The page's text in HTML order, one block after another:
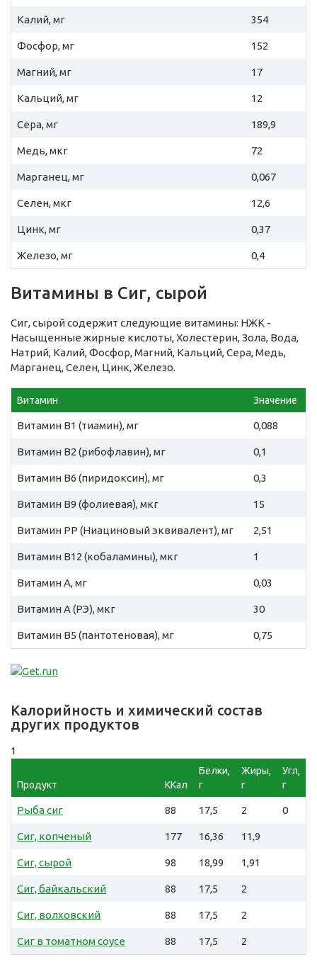
Калий, мг 354
Фосфор, мг 152
Магний, мг 17
Кальций, мг 12
Сера, мг 189,9
Медь, мкг 72
Марганец, мг 0,067
Селен, мкг 12,6
Цинк, мг 0,37
Железо, мг 0,4
Витамины в Сиг, сырой
Сиг, сырой содержит следующие витамины: НЖК -
Насыщенные жирные кислоты, Холестерин, Зола, Вода,
Натрий, Калий, Фосфор, Магний, Кальций, Сера, Медь,
Марганец, Селен, Цинк, Железо.
Витамин Значение
Витамин B1 (тиамин), мг 0,088
Витамин B2 (рибофлавин), мг 0,1
Витамин B6 (пиридоксин), мг 0,3
Витамин B9 (фолиевая), мкг 15
Витамин PP (Ниациновый эквивалент), мг 2,51
Витамин B12 (кобаламины), мкг 1
Витамин A, мг 0,03
Витамин A (РЭ), мкг 30
Витамин B5 (пантотеновая), мг 0,75
Калорийность и химический состав
других продуктов
1
Продукт ККал
Белки,
г
Жиры,
г
Угл,
г
Рыба сиг 88 17,5 2 0
Сиг, копченый 177 16,36 11,9
Сиг, сырой 98 18,99 1,91
Сиг, байкальский 88 17,5 2
Сиг, волховский 88 17,5 2
Сиг в томатном соусе 88 17,5 2